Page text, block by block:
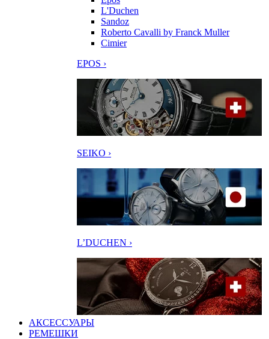
L'Duchen
Sandoz
Roberto Cavalli by Franck Muller
Cimier
EPOS ›
SEIKO ›
L’DUCHEN ›
АКСЕССУАРЫ
РЕМЕШКИ